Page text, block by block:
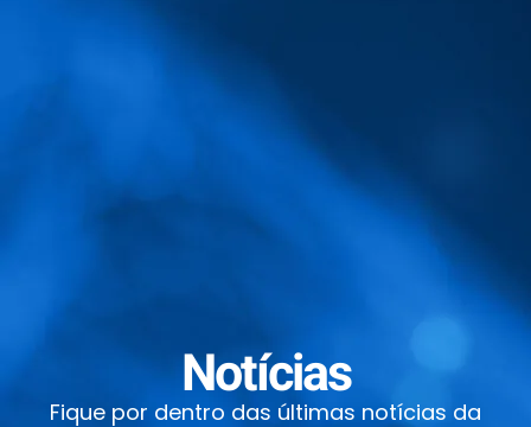
Notícias
Fique por dentro das últimas notícias da